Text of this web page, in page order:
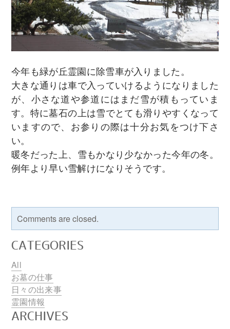
今年も緑が丘霊園に除雪車が入りました。
大きな通りは車で入っていけるようになりました
が、小さな道や参道にはまだ雪が積もっていま
す。特に墓石の上は雪でとても滑りやすくなって
いますので、お参りの際は十分お気をつけ下さ
い。
暖冬だった上、雪もかなり少なかった今年の冬。
例年より早い雪解けになりそうです。
Comments are closed.
CATEGORIES
All
お墓の仕事
日々の出来事
霊園情報
ARCHIVES